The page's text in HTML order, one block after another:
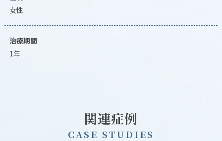
女性
治療期間
1年
関連症例
C ASE STUDIES